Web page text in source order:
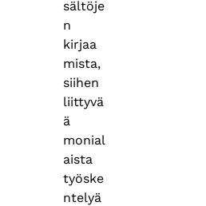
sältöje
n
kirjaa
mista,
siihen
liittyvä
ä
monial
aista
työske
ntelyä